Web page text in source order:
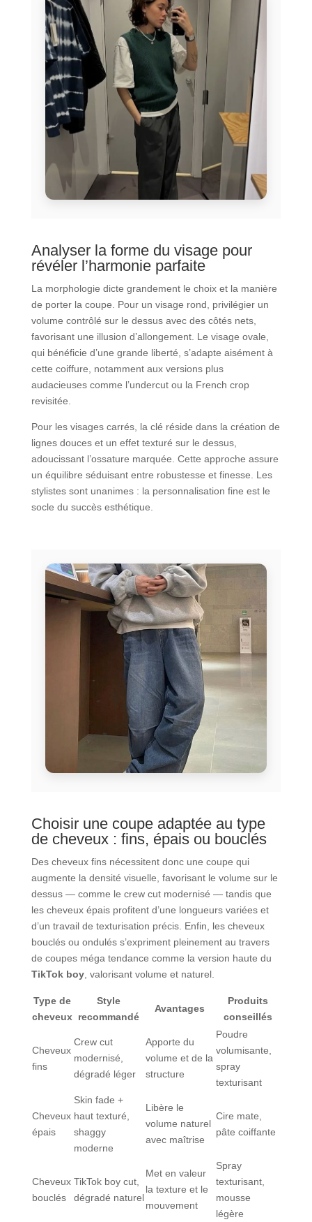
Analyser la forme du visage pour
révéler l’harmonie parfaite
La morphologie dicte grandement le choix et la manière
de porter la coupe. Pour un visage rond, privilégier un
volume contrôlé sur le dessus avec des côtés nets,
favorisant une illusion d’allongement. Le visage ovale,
qui bénéficie d’une grande liberté, s’adapte aisément à
cette coiffure, notamment aux versions plus
audacieuses comme l’undercut ou la French crop
revisitée.
Pour les visages carrés, la clé réside dans la création de
lignes douces et un effet texturé sur le dessus,
adoucissant l’ossature marquée. Cette approche assure
un équilibre séduisant entre robustesse et finesse. Les
stylistes sont unanimes : la personnalisation fine est le
socle du succès esthétique.
Choisir une coupe adaptée au type
de cheveux : fins, épais ou bouclés
Des cheveux fins nécessitent donc une coupe qui
augmente la densité visuelle, favorisant le volume sur le
dessus — comme le crew cut modernisé — tandis que
les cheveux épais profitent d’une longueurs variées et
d’un travail de texturisation précis. Enfin, les cheveux
bouclés ou ondulés s’expriment pleinement au travers
de coupes méga tendance comme la version haute du
TikTok boy, valorisant volume et naturel.
Type de
cheveux
Style
recommandé
Avantages
Produits
conseillés
Cheveux
fins
Crew cut
modernisé,
dégradé léger
Apporte du
volume et de la
structure
Poudre
volumisante,
spray
texturisant
Cheveux
épais
Skin fade +
haut texturé,
shaggy
moderne
Libère le
volume naturel
avec maîtrise
Cire mate,
pâte coiffante
Cheveux
bouclés
TikTok boy cut,
dégradé naturel
Met en valeur
la texture et le
mouvement
Spray
texturisant,
mousse
légère